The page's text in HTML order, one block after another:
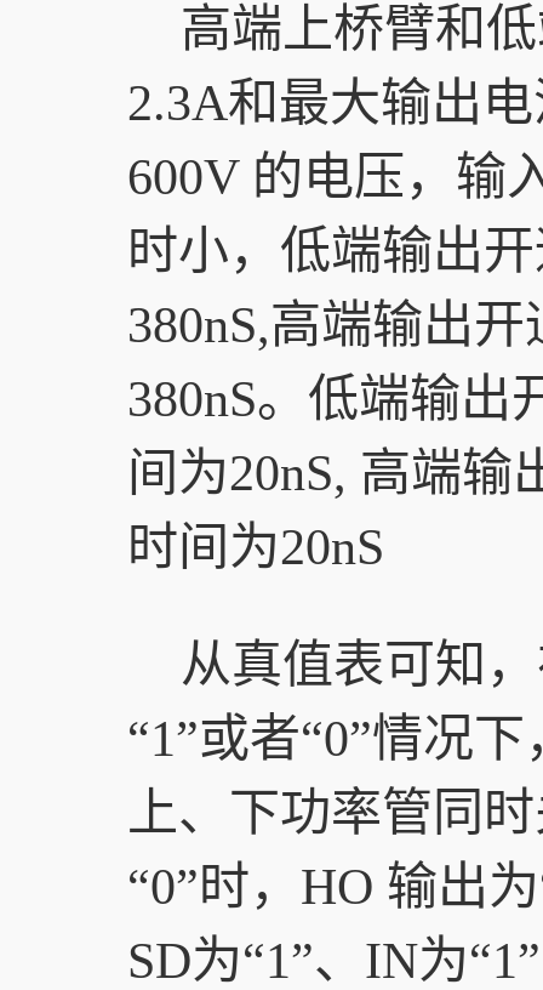
高端上桥臂和低
2.3A和最大输出
600V 的电压，输
时小，低端输出
380nS,高端输出
380nS。低端输出
间为20nS, 高端输
时间为20nS
从真值表可知，
“1”或者“0”情况
上、下功率管同
“0”时，HO 输出
SD为“1”、IN为